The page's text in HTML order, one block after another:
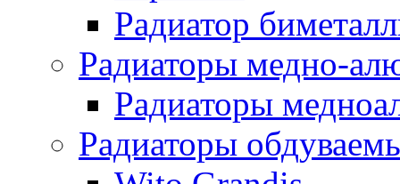
Радиатор
Радиаторы медно-
Радиаторы
Радиаторы